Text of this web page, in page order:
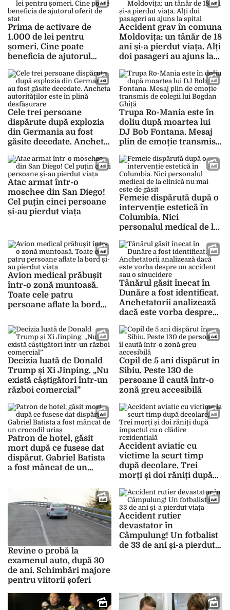
Prima de activare de
1.000 de lei pentru
șomeri. Cine poate
beneficia de ajutorul
Accident grav în comuna
Moldovița: un tânăr de 18
ani și-a pierdut viața. Alți
doi pasageri au ajuns la
Cele trei persoane
dispărute după explozia
din Germania au fost
găsite decedate. Ancheta
desfășurare
Trupa Ro-Mania este în
doliu după moartea lui
DJ Bob Fontana. Mesaj
plin de emoție transmis
Ghiță
Atac armat într-o
moschee din San Diego!
Cel puțin cinci persoane
și-au pierdut viața
Femeie dispărută după o
intervenție estetică în
Columbia. Nici
personalul medical de la
găsit
Avion medical prăbușit
într-o zonă muntoasă.
Toate cele patru
persoane aflate la bord
Tânărul găsit înecat în
Dunăre a fost identificat.
Anchetatorii analizează
dacă este vorba despre
sinucidere
Decizia luată de Donald
Trump și Xi Jinping. „Nu
există câștigători într-un
război comercial”
Copil de 5 ani dispărut în
Sibiu. Peste 130 de
persoane îl caută într-o
zonă greu accesibilă
Patron de hotel, găsit
mort după ce fusese dat
dispărut. Gabriel Batista
a fost mâncat de un
Accident aviatic cu
victime la scurt timp
după decolare. Trei
morți și doi răniți după
rezidențială
Revine o probă la
examenul auto, după 30
de ani. Schimbări majore
pentru viitorii șoferi
Accident rutier
devastator în
Câmpulung! Un fotbalist
de 33 de ani și-a pierdut